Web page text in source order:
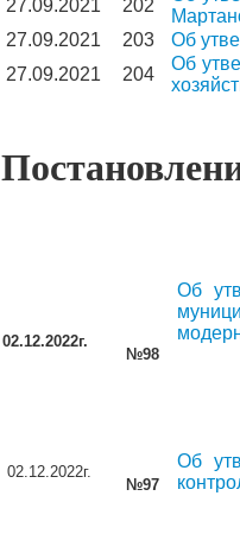
27.09.2021
202
27.09.2021
203
Об
27.09.2021
204
Об
02.12.2022г.
№98
Об
02.12.2022г.
№97
Об